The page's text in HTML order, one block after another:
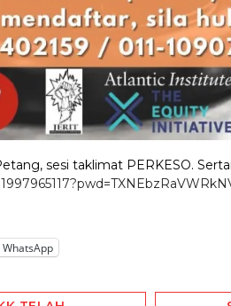
sesi taklimat PERKESO.
WhatsApp